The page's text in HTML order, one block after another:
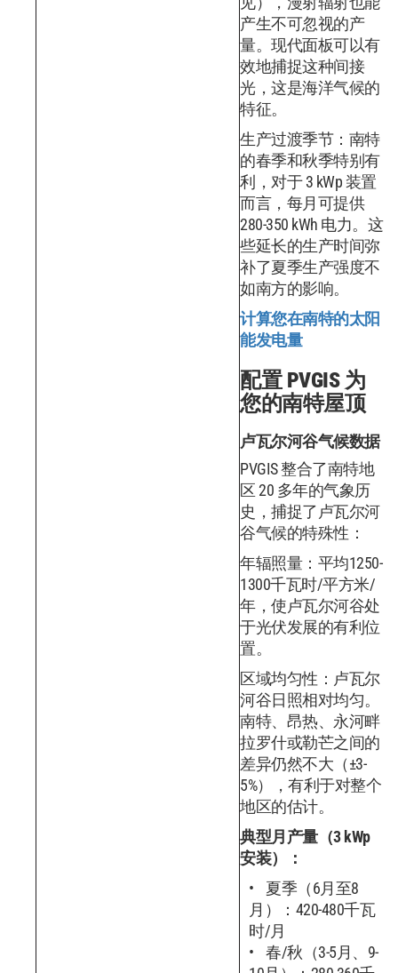
产生不可忽视的产
量。现代面板可以有
效地捕捉这种间接
光，这是海洋气候的
特征。
生产过渡季节：南特
的春季和秋季特别有
利，对于 3 kWp 装置
而言，每月可提供
280-350 kWh 电力。这
些延长的生产时间弥
补了夏季生产强度不
如南方的影响。
计算您在南特的太阳
能发电量
配置 PVGIS 为
您的南特屋顶
卢瓦尔河谷气候数据
PVGIS 整合了南特地
区 20 多年的气象历
史，捕捉了卢瓦尔河
谷气候的特殊性：
年辐照量：平均1250-
1300千瓦时/平方米/
年，使卢瓦尔河谷处
于光伏发展的有利位
置。
区域均匀性：卢瓦尔
河谷日照相对均匀。
南特、昂热、永河畔
拉罗什或勒芒之间的
差异仍然不大（±3-
5%），有利于对整个
地区的估计。
典型月产量（3 kWp
安装）：
夏季（6月至8
月）：420-480千瓦
时/月
春/秋（3-5月、9-